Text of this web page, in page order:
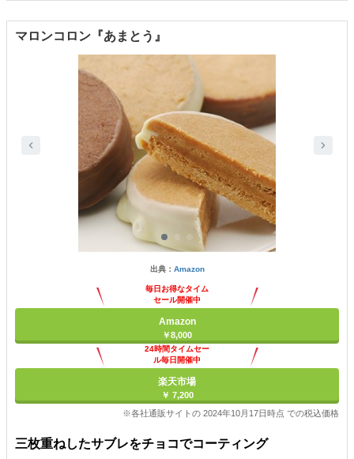
マロンコロン『あまとう』
出典： Amazon
毎日お得なタイム
セール開催中
Amazon
￥8,000
24時間タイムセー
ル毎日開催中
楽天市場
￥ 7,200
※各社通販サイトの 2024年10月17日時点 での税込価格
三枚重ねしたサブレをチョコでコーティング